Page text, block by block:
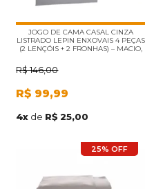
JOGO DE CAMA CASAL CINZA
LISTRADO LEPIN ENXOVAIS 4 PEÇAS
(2 LENÇÓIS + 2 FRONHAS) – MACIO,
R$ 146,00
R$ 99,99
4x de R$ 25,00
25% OFF